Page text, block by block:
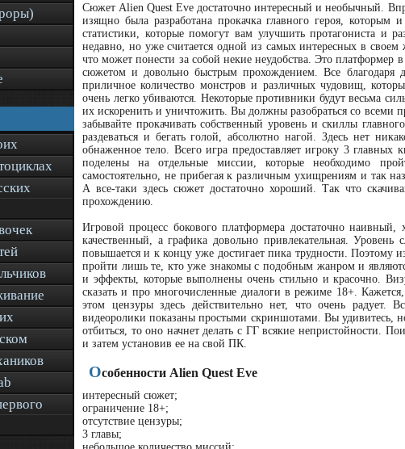
Сюжет Alien Quest Eve достаточно интересный и необычный.
изящно была разработана прокачка главного героя, которым
статистики, которые помогут вам улучшить протагониста и
недавно, но уже считается одной из самых интересных в
что может понести за собой некие неудобства. Это
сюжетом и довольно быстрым прохождением. Все благодаря
приличное количество монстров и различных чудовищ,
очень легко убиваются. Некоторые противники будут весьма
их искоренить и уничтожить. Вы должны разобраться со всеми
забывайте прокачивать собственный уровень и скиллы
раздеваться и бегать голой, абсолютно нагой. Здесь нет
обнаженное тело. Всего игра предоставляет игроку 3
поделены на отдельные миссии, которые необходимо
самостоятельно, не прибегая к различным ухищрениям и так
А все-таки здесь сюжет достаточно хороший. Так что
прохождению.
Игровой процесс бокового платформера достаточно
качественный, а графика довольно привлекательная.
повышается и к концу уже достигает пика трудности. Поэтому
пройти лишь те, кто уже знакомы с подобным жанром и
и эффекты, которые выполнены очень стильно и красочно.
сказать и про многочисленные диалоги в режиме 18+.
этом цензуры здесь действительно нет, что очень радует.
видеоролики показаны простыми скриншотами. Вы удивитесь,
отбиться, то оно начнет делать с ГГ всякие непристойности.
и затем установив ее на свой ПК.
Особенности Alien Quest Eve
интересный сюжет;
ограничение 18+;
отсутствие цензуры;
3 главы;